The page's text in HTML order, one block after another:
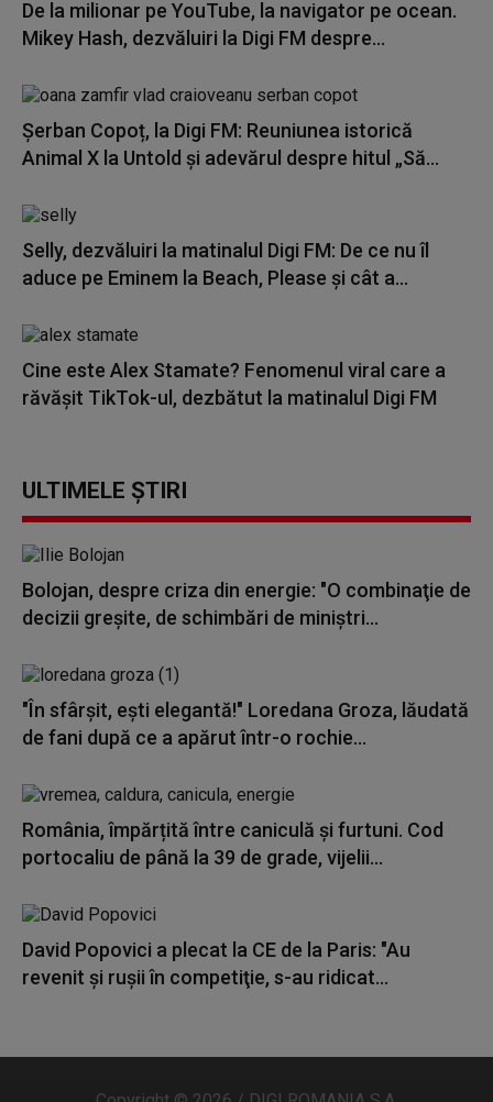
De la milionar pe YouTube, la navigator pe ocean.
Mikey Hash, dezvăluiri la Digi FM despre...
Șerban Copoț, la Digi FM: Reuniunea istorică
Animal X la Untold și adevărul despre hitul „Să...
Selly, dezvăluiri la matinalul Digi FM: De ce nu îl
aduce pe Eminem la Beach, Please și cât a...
Cine este Alex Stamate? Fenomenul viral care a
răvășit TikTok-ul, dezbătut la matinalul Digi FM
ULTIMELE ȘTIRI
Bolojan, despre criza din energie: "O combinaţie de
decizii greşite, de schimbări de miniştri...
"În sfârșit, ești elegantă!" Loredana Groza, lăudată
de fani după ce a apărut într-o rochie...
România, împărțită între caniculă și furtuni. Cod
portocaliu de până la 39 de grade, vijelii...
David Popovici a plecat la CE de la Paris: "Au
revenit şi ruşii în competiţie, s-au ridicat...